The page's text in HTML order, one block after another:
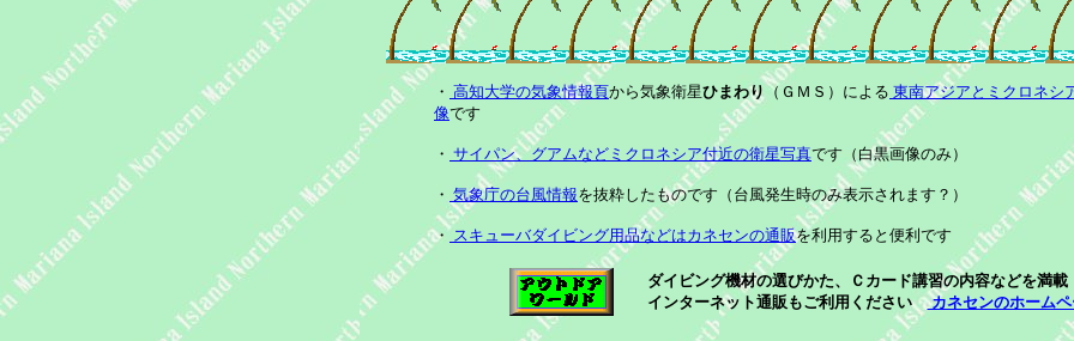
・ 高知大学の気象情報頁から気象衛星ひまわり （ＧＭＳ）による 東南アジアとミクロネシ
像です
・ サイパン、グアムなどミクロネシア付近の衛星写真です（白黒画像のみ）
・ 気象庁の台風情報を抜粋したものです（台風発生時のみ表示されます？）
・ スキューバダイビング用品などはカネセンの通販を利用すると便利です
ダイビング機材の選びかた、Ｃカード講習の内容などを満
インターネット通販もご利用くださいカネセンのホームペ